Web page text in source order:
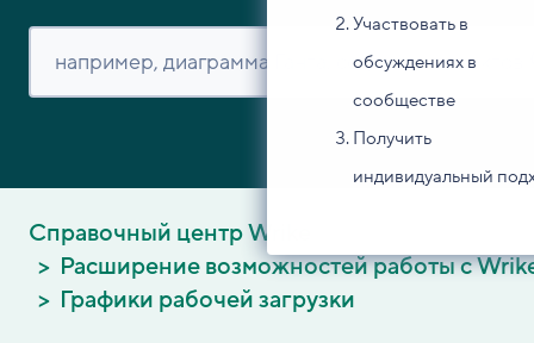
Участвовать в
обсуждениях в
сообществе
Получить
индивидуальный
Справочный центр Wrike
Расширение возможностей работы с
Графики рабочей загрузки